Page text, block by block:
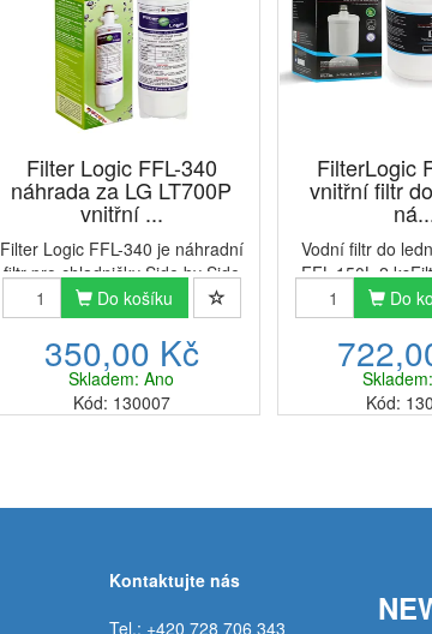
Filter Logic FFL-340
náhrada za LG LT700P
vnitřní ...
Filter Logic FFL-340 je náhradní
filtr pro chladničky Side by Side
(americký typ) za LG LT700P /
ADQ36006101S vnitřní vodní filtr
do chladničky LG. Filter Logic
FFL-340 dodává čistou a
průzračnou vodu...
Do košíku
350,00 Kč
Skladem: Ano
Kód: 130007
FilterLogic
vnitřní filtr
Vodní filtr do
FFL-150L 2
150L je
chladničky
(americký typ)
ADQ72910901 /
vnitřní vodní filtr
Do
Kód:
Kontaktujte nás
Tel.: +420 728 706 343